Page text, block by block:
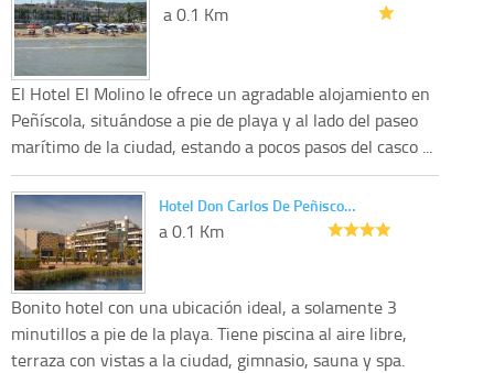
a 0.1 Km
El Hotel El Molino le ofrece un agradable alojamiento en
Peñíscola, situándose a pie de playa y al lado del paseo
marítimo de la ciudad, estando a pocos pasos del casco ...
Hotel Don Carlos De Peñisco…
a 0.1 Km
Bonito hotel con una ubicación ideal, a solamente 3
minutillos a pie de la playa. Tiene piscina al aire libre,
terraza con vistas a la ciudad, gimnasio, sauna y spa.